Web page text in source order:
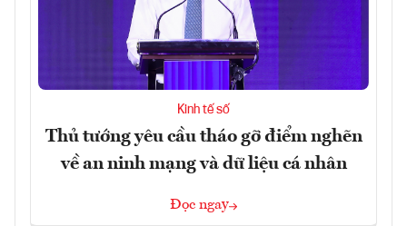
Kinh tế số
Thủ tướng yêu cầu tháo gỡ điểm nghẽn
về an ninh mạng và dữ liệu cá nhân
Đọc ngay